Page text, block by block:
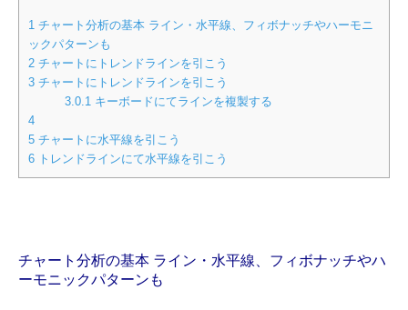
1 チャート分析の基本 ライン・水平線、フィボナッチやハーモニ
ックパターンも
2 チャートにトレンドラインを引こう
3 チャートにトレンドラインを引こう
3.0.1 キーボードにてラインを複製する
4
5 チャートに水平線を引こう
6 トレンドラインにて水平線を引こう
チャート分析の基本 ライン・水平線、フィボナッチやハ
ーモニックパターンも